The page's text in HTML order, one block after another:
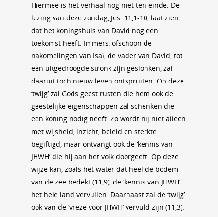
Hiermee is het verhaal nog niet ten einde. De
lezing van deze zondag, Jes. 11,1-10, laat zien
dat het koningshuis van David nog een
toekomst heeft. Immers, ofschoon de
nakomelingen van Isaï, de vader van David, tot
een uitgedroogde stronk zijn geslonken, zal
daaruit toch nieuw leven ontspruiten. Op deze
‘twijg’ zal Gods geest rusten die hem ook de
geestelijke eigenschappen zal schenken die
een koning nodig heeft. Zo wordt hij niet alleen
met wijsheid, inzicht, beleid en sterkte
begiftigd, maar ontvangt ook de ‘kennis van
JHWH’ die hij aan het volk doorgeeft. Op deze
wijze kan, zoals het water dat heel de bodem
van de zee bedekt (11,9), de ‘kennis van JHWH’
het hele land vervullen. Daarnaast zal de ‘twijg’
ook van de ‘vreze voor JHWH’ vervuld zijn (11,3).